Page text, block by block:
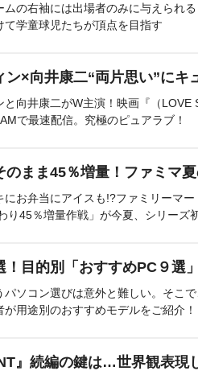
ムの右袖には出場者のみに与えられ
て学童球児たちが頂点を目指す
ン×向井康二“両片思い”にキ
と向井康二がW主演！映画『（LOVE
で最速配信。究極のピュアラブ！
のまま45％増量！ファミマ
にお弁当にアイスも!?ファミリーマ
り45％増量作戦」が今夏、シリーズ
！目的別「おすすめPC９選
パソコン選びは意外と難しい。そこ
が用途別のおすすめモデルをご紹介！
』続編の鍵は…世界観表現